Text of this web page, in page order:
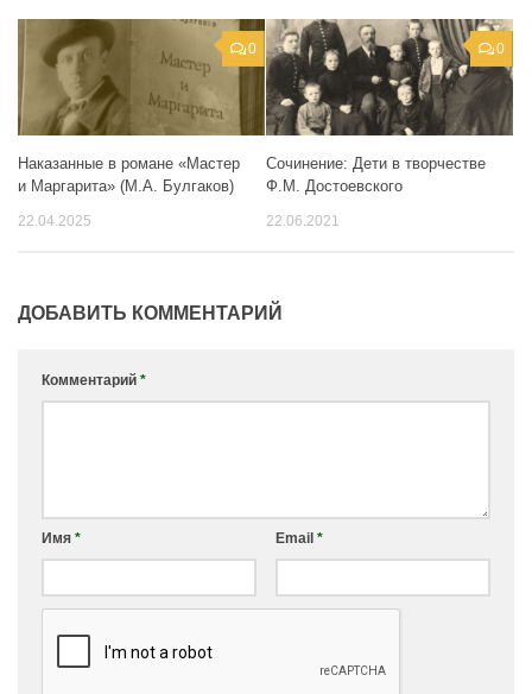
0
Наказанные в романе «Мастер
и Маргарита» (М.А. Булгаков)
22.04.2025
0
Сочинение: Дети в творчестве
Ф.М. Достоевского
22.06.2021
ДОБАВИТЬ КОММЕНТАРИЙ
Комментарий *
Имя * Email *